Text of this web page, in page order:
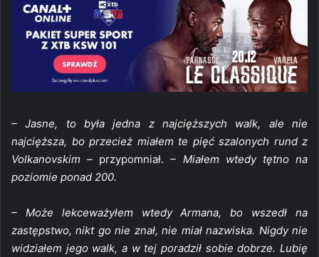
– Jasne, to była jedna z najcięższych walk, ale nie
najcięższa, bo przecież miałem te pięć szalonych rund z
Volkanovskim – przypomniał.– Miałem wtedy tętno na
poziomie ponad 200.
– Może lekceważyłem wtedy Armana, bo wszedł na
zastępstwo, nikt go nie znał, nie miał nazwiska. Nigdy nie
widziałem jego walk, a w tej poradził sobie dobrze. Lubię